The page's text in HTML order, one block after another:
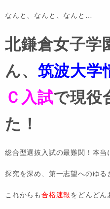
なんと、なんと、なんと…
北鎌倉女子学
ん、 筑波大学
Ｃ入試で現役
た！
総合型選抜入試の最難関！本当
探究を深め、第一志望へのゆる
これからも合格速報をどんどん